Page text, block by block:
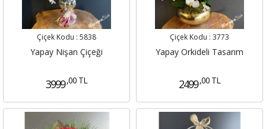
Çiçek Kodu : 5838
Yapay Nişan Çiçeği
3999 ,00 TL
Çiçek Kodu : 3773
Yapay Orkideli Tasarım
2499 ,00 TL